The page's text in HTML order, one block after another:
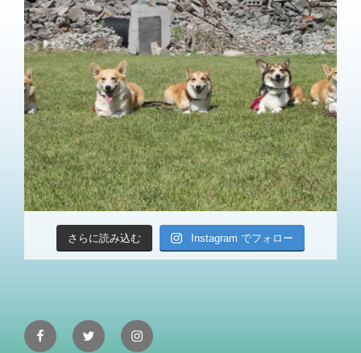
さらに読み込む Instagram でフォロー
FacebookTwitter Instagram